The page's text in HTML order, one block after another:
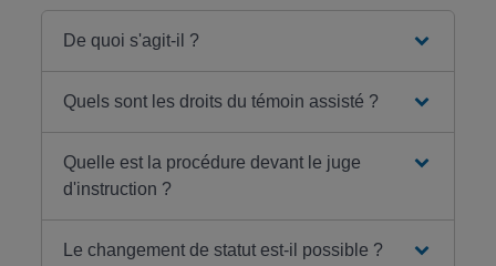
De quoi s'agit-il ?
Quels sont les droits du témoin assisté ?
Quelle est la procédure devant le juge
d'instruction ?
Le changement de statut est-il possible ?